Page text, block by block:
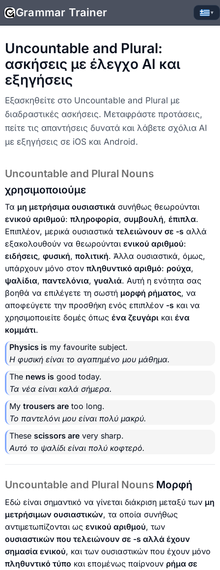
Grammar Trainer ▾
Uncountable and Plural:
ασκήσεις με έλεγχο AI και
εξηγήσεις
Εξασκηθείτε στο Uncountable and Plural με
διαδραστικές ασκήσεις. Μεταφράστε προτάσεις,
πείτε τις απαντήσεις δυνατά και λάβετε σχόλια AI
με εξηγήσεις σε iOS και Android.
Uncountable and Plural Nouns
χρησιμοποιούμε
Τα μη μετρήσιμα ουσιαστικά συνήθως θεωρούνται
ενικού αριθμού: πληροφορία, συμβουλή, έπιπλα.
Επιπλέον, μερικά ουσιαστικά τελειώνουν σε -s αλλά
εξακολουθούν να θεωρούνται ενικού αριθμού:
ειδήσεις, φυσική, πολιτική. Άλλα ουσιαστικά, όμως,
υπάρχουν μόνο στον πληθυντικό αριθμό: ρούχα,
ψαλίδια, παντελόνια, γυαλιά. Αυτή η ενότητα σας
βοηθά να επιλέγετε τη σωστή μορφή ρήματος, να
αποφεύγετε την προσθήκη ενός επιπλέον -s και να
χρησιμοποιείτε δομές όπως ένα ζευγάρι και ένα
κομμάτι.
Physics is my favourite subject.
Η φυσική είναι το αγαπημένο μου μάθημα.
The news is good today.
Τα νέα είναι καλά σήμερα.
My trousers are too long.
Το παντελόνι μου είναι πολύ μακρύ.
These scissors are very sharp.
Αυτό το ψαλίδι είναι πολύ κοφτερό.
Uncountable and Plural Nouns Μορφή
Εδώ είναι σημαντικό να γίνεται διάκριση μεταξύ των μη
μετρήσιμων ουσιαστικών, τα οποία συνήθως
αντιμετωπίζονται ως ενικού αριθμού, των
ουσιαστικών που τελειώνουν σε -s αλλά έχουν
σημασία ενικού, και των ουσιαστικών που έχουν μόνο
πληθυντικό τύπο και επομένως παίρνουν ρήμα σε